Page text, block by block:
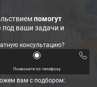
помогут
под ваши задачи и
консультацию?
Позвоните по телефону
вам с подбором: